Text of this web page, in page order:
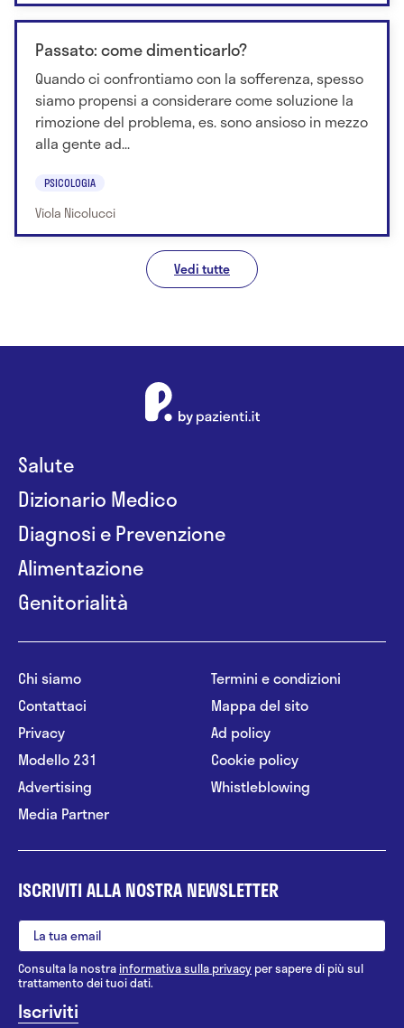
Passato: come dimenticarlo?
Quando ci confrontiamo con la sofferenza, spesso
siamo propensi a considerare come soluzione la
rimozione del problema, es. sono ansioso in mezzo
alla gente ad...
PSICOLOGIA
Viola Nicolucci
Vedi tutte
Salute
Dizionario Medico
Diagnosi e Prevenzione
Alimentazione
Genitorialità
Chi siamo
Contattaci
Privacy
Modello 231
Advertising
Media Partner
Termini e condizioni
Mappa del sito
Ad policy
Cookie policy
Whistleblowing
ISCRIVITI ALLA NOSTRA NEWSLETTER
Consulta la nostrainformativa sulla privacy per sapere di più sul
trattamento dei tuoi dati.